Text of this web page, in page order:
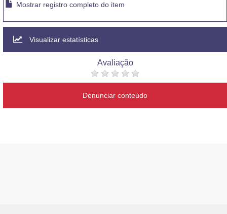
Mostrar registro completo do item
Visualizar estatísticas
Avaliação
Denunciar conteúdo